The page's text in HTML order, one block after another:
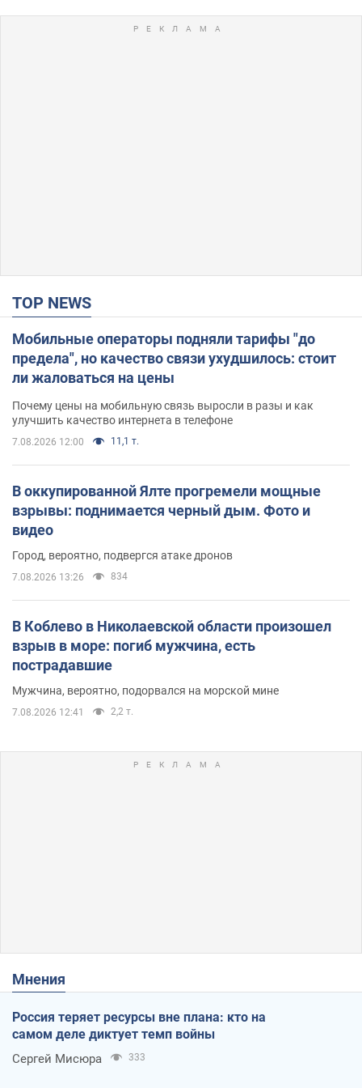
TOP NEWS
Мобильные операторы подняли тарифы "до
предела", но качество связи ухудшилось: стоит
ли жаловаться на цены
Почему цены на мобильную связь выросли в разы и как
улучшить качество интернета в телефоне
7.08.2026 12:00 11,1 т.
В оккупированной Ялте прогремели мощные
взрывы: поднимается черный дым. Фото и
видео
Город, вероятно, подвергся атаке дронов
7.08.2026 13:26 834
В Коблево в Николаевской области произошел
взрыв в море: погиб мужчина, есть
пострадавшие
Мужчина, вероятно, подорвался на морской мине
7.08.2026 12:41 2,2 т.
Мнения
Россия теряет ресурсы вне плана: кто на
самом деле диктует темп войны
Сергей Мисюра 333